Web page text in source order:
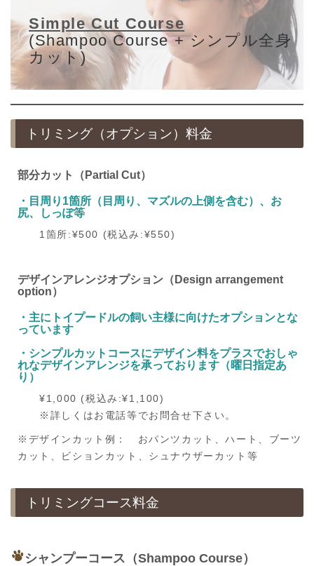
Simple Cut Course
(Shampoo Course + シンプル全身
カット)
トリミング（オプション）料金
部分カット（Partial Cut）
・ 目周り1箇所（目周り、マズルの上側を含む）、お
尻、しっぽ等
1箇所:¥500 (税込み:¥550)
デザインアレンジオプション（Design arrangement
option）
・ 主にトイプードルの飼い主様に向けたオプションとな
っています
・ シンプルカットコースにデザイン料をプラスでおしゃ
れなデザインアレンジを承っております（曜日指定あ
り）
¥1,000 (税込み:¥1,100)
※詳しくはお電話等でお問合せ下さい。
※デザインカット例： おパンツカット、ハート、ブーツ
カット、ビションカット、シュナウザーカット等
トリミングコース料金
シャンプーコース（Shampoo Course）